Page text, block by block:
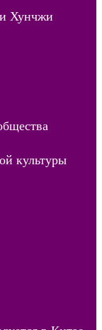
Хунчжи
культуры